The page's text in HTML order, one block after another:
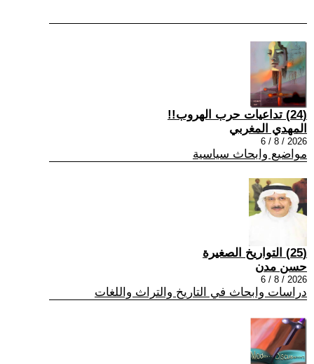
(24) تداعيات حرب الهروب!!
المهدي المغربي
2026 / 8 / 6
مواضيع وابحاث سياسية
(25) التواريخ الصغيرة
حسن مدن
2026 / 8 / 6
دراسات وابحاث في التاريخ والتراث واللغات